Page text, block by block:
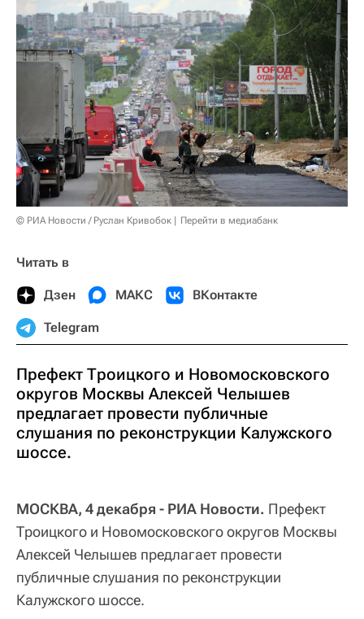
© РИА Новости / Руслан Кривобок Перейти в медиабанк
Читать в
Дзен МАКС ВКонтакте
Telegram
Префект Троицкого и Новомосковского
округов Москвы Алексей Челышев
предлагает провести публичные
слушания по реконструкции Калужского
шоссе.
МОСКВА, 4 декабря - РИА Новости. Префект
Троицкого и Новомосковского округов Москвы
Алексей Челышев предлагает провести
публичные слушания по реконструкции
Калужского шоссе.